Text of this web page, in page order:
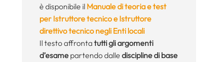
è disponibile il Manuale di teoria e test
per Istruttore tecnico e Istruttore
direttivo tecnico negli Enti locali
Il testo affrontatutti gli argomenti
d’esamepartendo dalle discipline di base